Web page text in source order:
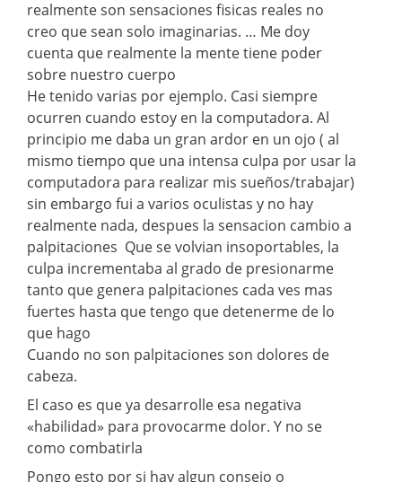
realmente son sensaciones fisicas reales no
creo que sean solo imaginarias. … Me doy
cuenta que realmente la mente tiene poder
sobre nuestro cuerpo
He tenido varias por ejemplo. Casi siempre
ocurren cuando estoy en la computadora. Al
principio me daba un gran ardor en un ojo ( al
mismo tiempo que una intensa culpa por usar la
computadora para realizar mis sueños/trabajar)
sin embargo fui a varios oculistas y no hay
realmente nada, despues la sensacion cambio a
palpitaciones Que se volvian insoportables, la
culpa incrementaba al grado de presionarme
tanto que genera palpitaciones cada ves mas
fuertes hasta que tengo que detenerme de lo
que hago
Cuando no son palpitaciones son dolores de
cabeza.
El caso es que ya desarrolle esa negativa
«habilidad» para provocarme dolor. Y no se
como combatirla
Pongo esto por si hay algun consejo o